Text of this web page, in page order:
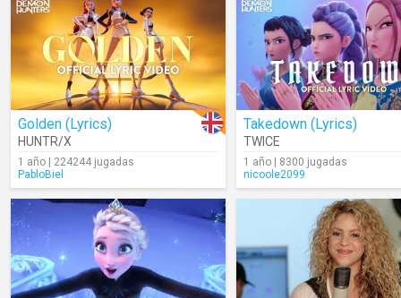
Golden (Lyrics)
HUNTR/X
1 año | 224244 jugadas
PabloBiel
Takedown (Lyrics)
TWICE
1 año | 8300 jugadas
nicoole2099